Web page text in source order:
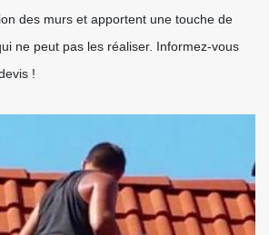
des murs et apportent une touche de
ne peut pas les réaliser. Informez-vous
!